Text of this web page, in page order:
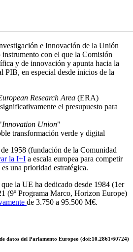
e Innovación de la Unión
con el que la Comisión
y de innovación y apunta hacia la
PIB, en especial desde inicios de la
Research Area (ERA)
el presupuesto para
Innovation Union"
transformación verde y digital
1958 (fundación de la Comunidad
la I+I a escala europea para competir
una prioridad estratégica.
la UE ha dedicado desde 1984 (1er
(9º Programa Marco, Horizon Europe)
de 3.750 a 95.500 M€.
datos del Parlamento Europeo (doi:10.2861/60724)